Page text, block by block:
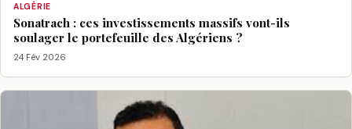
ALGÉRIE
Sonatrach : ces investissements massifs vont-ils
soulager le portefeuille des Algériens ?
24 Fév 2026